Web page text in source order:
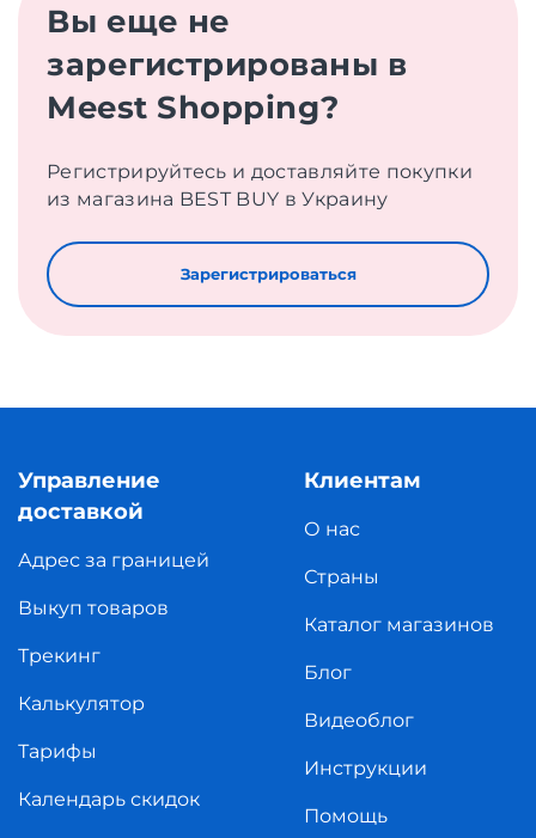
Вы еще не
зарегистрированы в
Meest Shopping?
Регистрируйтесь и доставляйте покупки
из магазина BEST BUY в Украину
Зарегистрироваться
Управление
доставкой
Адрес за границей
Выкуп товаров
Трекинг
Калькулятор
Тарифы
Календарь скидок
Клиентам
О нас
Страны
Каталог магазинов
Блог
Видеоблог
Инструкции
Помощь